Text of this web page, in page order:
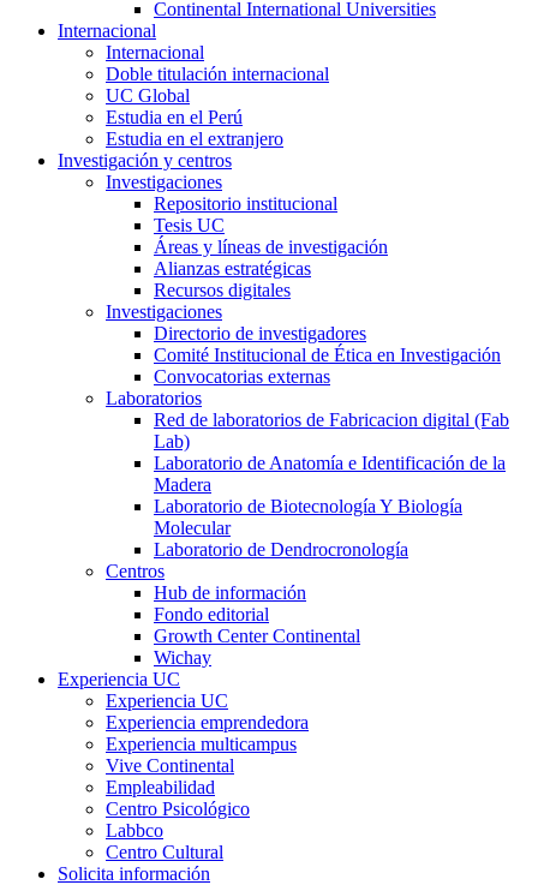
Continental International Universities
Internacional
Internacional
Doble titulación internacional
UC Global
Estudia en el Perú
Estudia en el extranjero
Investigación y centros
Investigaciones
Repositorio institucional
Tesis UC
Áreas y líneas de investigación
Alianzas estratégicas
Recursos digitales
Investigaciones
Directorio de investigadores
Comité Institucional de Ética en Investigación
Convocatorias externas
Laboratorios
Red de laboratorios de Fabricacion digital (Fab
Lab)
Laboratorio de Anatomía e Identificación de la
Madera
Laboratorio de Biotecnología Y Biología
Molecular
Laboratorio de Dendrocronología
Centros
Hub de información
Fondo editorial
Growth Center Continental
Wichay
Experiencia UC
Experiencia UC
Experiencia emprendedora
Experiencia multicampus
Vive Continental
Empleabilidad
Centro Psicológico
Labbco
Centro Cultural
Solicita información